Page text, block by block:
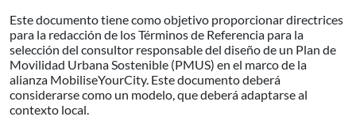
Este documento tiene como objetivo proporcionar directrices
para la redacción de los Términos de Referencia para la
selección del consultor responsable del diseño de un Plan de
Movilidad Urbana Sostenible (PMUS) en el marco de la
alianza MobiliseYourCity. Este documento deberá
considerarse como un modelo, que deberá adaptarse al
contexto local.